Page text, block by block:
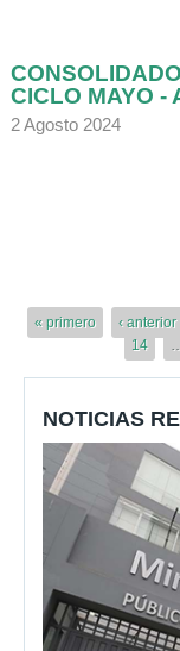
CICLO MAYO -
2 Agosto 2024
Páginas
« primero ‹ anterior
14
NOTICIAS